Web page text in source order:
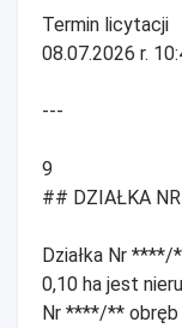
Termin licytacji
08.07.2026 r.
---
9
## DZIAŁKA
Działka Nr
0,10 ha jest
Nr ****/** obręb